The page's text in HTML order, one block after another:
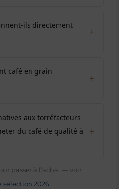
ils directement
+
café en grain
+
aux torréfacteurs
du café de qualité à
+
passer à l’achat — voir
sélection 2026.